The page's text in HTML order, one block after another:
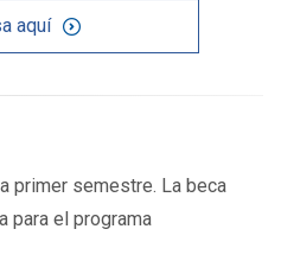
aquí
primer semestre. La beca
para el programa